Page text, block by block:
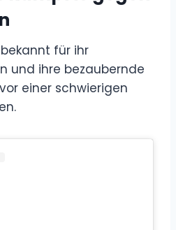
für ihr
und ihre bezaubernde
einer schwierigen